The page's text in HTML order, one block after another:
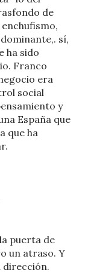
de
sí,
ha sido
Franco
era
social
y
España que
que ha
puerta de
un atraso. Y
dirección.